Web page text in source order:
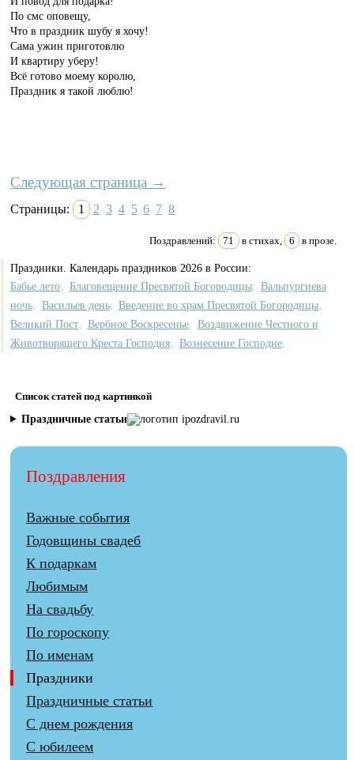
По смс оповещу,
Что в праздник шубу я хочу!
Сама ужин приготовлю
И квартиру уберу!
Всё готово моему королю,
Праздник я такой люблю!
Следующая страница →
Страницы: 1 2 3 4 5 6 7 8
Поздравлений: 71 в стихах, 6 в прозе.
Праздники. Календарь праздников 2026 в России:
Бабье лето
Благовещение Пресвятой Богородицы
Вальпургиева
ночь
Васильев день Введение во храм Пресвятой Богородицы
Великий Пост Вербное Воскресенье
Воздвижение Честного и
Животворящего Креста Господня
Вознесение Господне
Список статей под картинкой
Праздничные статьи
Поздравления
Важные события
Годовщины свадеб
К подаркам
Любимым
На свадьбу
По гороскопу
По именам
Праздники
Праздничные статьи
С днем рождения
С юбилеем